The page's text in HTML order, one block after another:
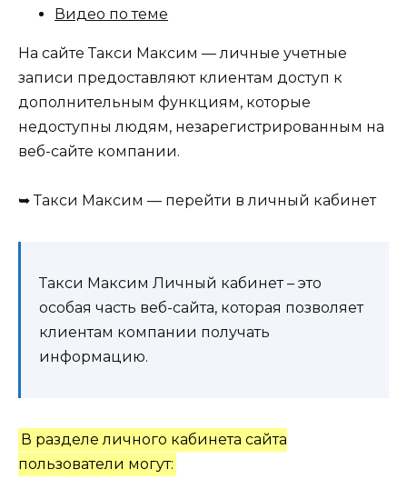
Видео по теме
На сайте Такси Максим — личные учетные
записи предоставляют клиентам доступ к
дополнительным функциям, которые
недоступны людям, незарегистрированным на
веб-сайте компании.
➥ Такси Максим — перейти в личный кабинет
Такси Максим Личный кабинет – это
особая часть веб-сайта, которая позволяет
клиентам компании получать
информацию.
В разделе личного кабинета сайта
пользователи могут: